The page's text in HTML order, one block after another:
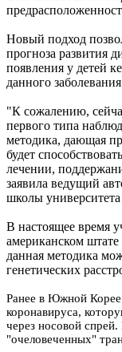
Новый подход
прогноза развития
появления у детей
данного
"К сожалению,
первого типа
методика, дающая
будет
лечении,
заявила ведущий
школы
В настоящее время
американском
данная методика
генетических
Ранее в Южной Корее
коронавируса,
через носовой
"очеловеченных"